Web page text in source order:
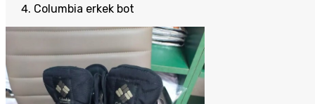
Columbia erkek bot